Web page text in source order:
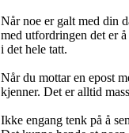
Når noe er galt med din
med utfordringen det er
i det hele tatt.
Når du mottar en epost
kjenner. Det er alltid
Ikke engang tenk på å